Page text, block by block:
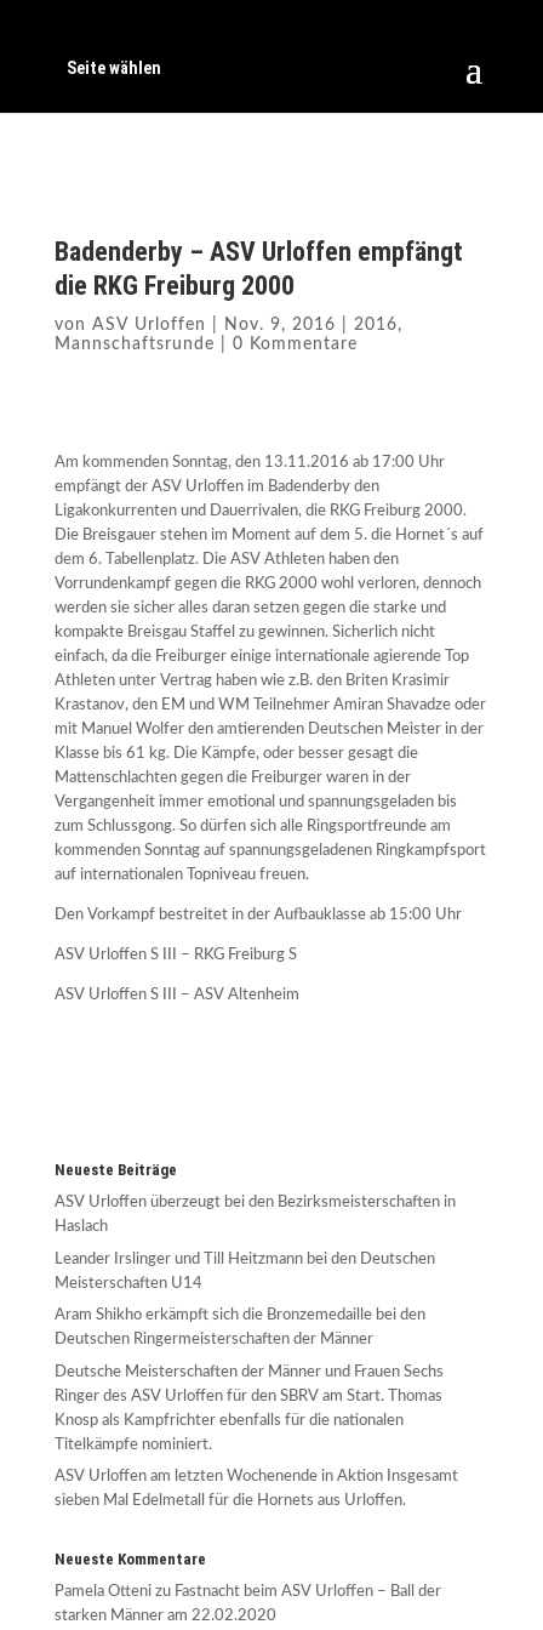
Seite wählen
Badenderby – ASV Urloffen empfängt
die RKG Freiburg 2000
von ASV Urloffen Nov. 9, 2016 2016,
Mannschaftsrunde
0 Kommentare
Am kommenden Sonntag, den 13.11.2016 ab 17:00 Uhr
empfängt der ASV Urloffen im Badenderby den
Ligakonkurrenten und Dauerrivalen, die RKG Freiburg 2000.
Die Breisgauer stehen im Moment auf dem 5. die Hornet´s auf
dem 6. Tabellenplatz. Die ASV Athleten haben den
Vorrundenkampf gegen die RKG 2000 wohl verloren, dennoch
werden sie sicher alles daran setzen gegen die starke und
kompakte Breisgau Staffel zu gewinnen. Sicherlich nicht
einfach, da die Freiburger einige internationale agierende Top
Athleten unter Vertrag haben wie z.B. den Briten Krasimir
Krastanov, den EM und WM Teilnehmer Amiran Shavadze oder
mit Manuel Wolfer den amtierenden Deutschen Meister in der
Klasse bis 61 kg. Die Kämpfe, oder besser gesagt die
Mattenschlachten gegen die Freiburger waren in der
Vergangenheit immer emotional und spannungsgeladen bis
zum Schlussgong. So dürfen sich alle Ringsportfreunde am
kommenden Sonntag auf spannungsgeladenen Ringkampfsport
auf internationalen Topniveau freuen.
Den Vorkampf bestreitet in der Aufbauklasse ab 15:00 Uhr
ASV Urloffen S III – RKG Freiburg S
ASV Urloffen S III – ASV Altenheim
Neueste Beiträge
ASV Urloffen überzeugt bei den Bezirksmeisterschaften in
Haslach
Leander Irslinger und Till Heitzmann bei den Deutschen
Meisterschaften U14
Aram Shikho erkämpft sich die Bronzemedaille bei den
Deutschen Ringermeisterschaften der Männer
Deutsche Meisterschaften der Männer und Frauen Sechs
Ringer des ASV Urloffen für den SBRV am Start. Thomas
Knosp als Kampfrichter ebenfalls für die nationalen
Titelkämpfe nominiert.
ASV Urloffen am letzten Wochenende in Aktion Insgesamt
sieben Mal Edelmetall für die Hornets aus Urloffen.
Neueste Kommentare
Pamela Ottenizu Fastnacht beim ASV Urloffen – Ball der
starken Männer am 22.02.2020